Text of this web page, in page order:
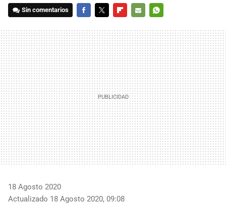
Sin comentarios
MAIL
18 Agosto 2020
Actualizado 18 Agosto 2020, 09:08